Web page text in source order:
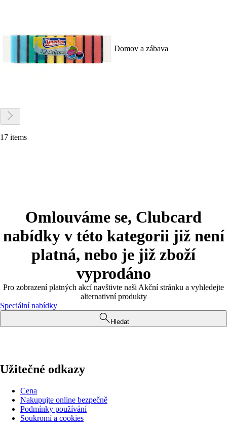
Domov a zábava
17 items
Omlouváme se, Clubcard
nabídky v této kategorii již není
platná, nebo je již zboží
vyprodáno
Pro zobrazení platných akcí navštivte naši Akční stránku a vyhledejte
alternativní produkty
Speciální nabídky
Hledat
Užitečné odkazy
Cena
Nakupujte online bezpečně
Podmínky používání
Soukromí a cookies